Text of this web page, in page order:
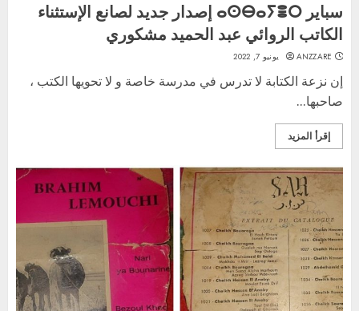
سباير ⴰⵙⴱⴰⵢⴻⵔ إصدار جديد لصانع الإستثناء
الكاتب الروائي عبد الحميد مشكوري
ANZZARE يونيو 7, 2022
إن نزعة الكتابة لا تدرس في مدرسة خاصة و لا تحويها الكتب ،
صاحبها...
إقرأ المزيد